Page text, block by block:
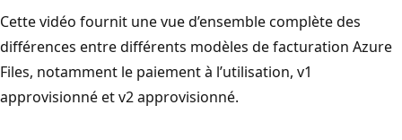
Cette vidéo fournit une vue d’ensemble complète des
différences entre différents modèles de facturation Azure
Files, notamment le paiement à l’utilisation, v1
approvisionné et v2 approvisionné.